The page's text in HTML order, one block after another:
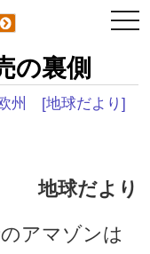
の裏側
州 [地球だより]
地球だより
アマゾンは